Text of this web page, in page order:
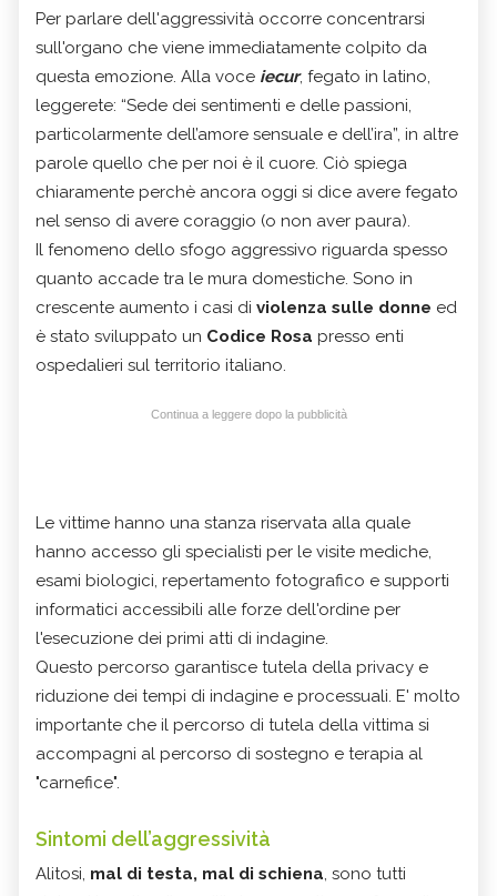
Per parlare dell'aggressività occorre concentrarsi
sull'organo che viene immediatamente colpito da
questa emozione. Alla voce iecur, fegato in latino,
leggerete: “Sede dei sentimenti e delle passioni,
particolarmente dell’amore sensuale e dell’ira”, in altre
parole quello che per noi è il cuore. Ciò spiega
chiaramente perchè ancora oggi si dice avere fegato
nel senso di avere coraggio (o non aver paura).
Il fenomeno dello sfogo aggressivo riguarda spesso
quanto accade tra le mura domestiche. Sono in
crescente aumento i casi di violenza sulle donne ed
è stato sviluppato un Codice Rosa presso enti
ospedalieri sul territorio italiano.
Continua a leggere dopo la pubblicità
Le vittime hanno una stanza riservata alla quale
hanno accesso gli specialisti per le visite mediche,
esami biologici, repertamento fotografico e supporti
informatici accessibili alle forze dell'ordine per
l'esecuzione dei primi atti di indagine.
Questo percorso garantisce tutela della privacy e
riduzione dei tempi di indagine e processuali. E' molto
importante che il percorso di tutela della vittima si
accompagni al percorso di sostegno e terapia al
"carnefice".
Sintomi dell’aggressività
Alitosi, mal di testa, mal di schiena , sono tutti